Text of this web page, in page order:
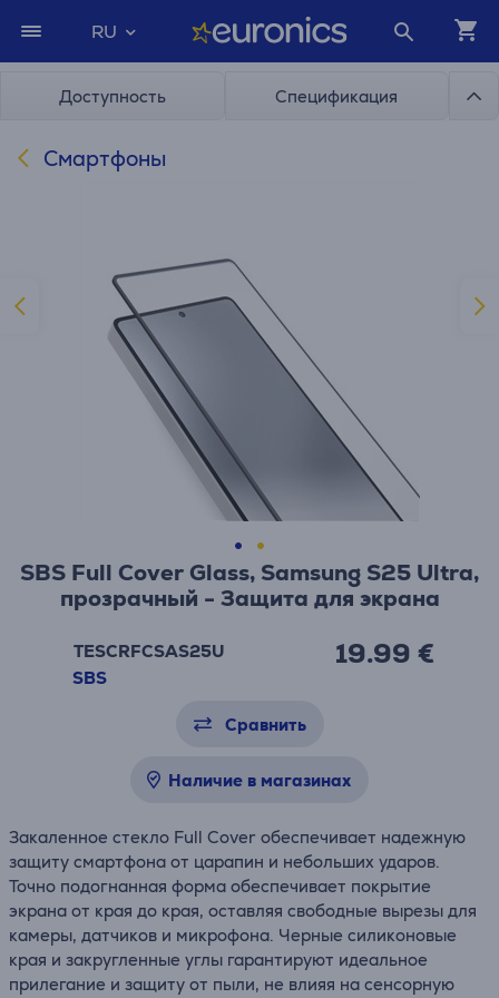
RU
Доступность Спецификация
Смартфоны
SBS Full Cover Glass, Samsung S25 Ultra,
прозрачный - Защита для экрана
TESCRFCSAS25U
SBS
19.99 €
Сравнить
Наличие в магазинах
Закаленное стекло Full Cover обеспечивает надежную
защиту смартфона от царапин и небольших ударов.
Точно подогнанная форма обеспечивает покрытие
экрана от края до края, оставляя свободные вырезы для
камеры, датчиков и микрофона. Черные силиконовые
края и закругленные углы гарантируют идеальное
прилегание и защиту от пыли, не влияя на сенсорную